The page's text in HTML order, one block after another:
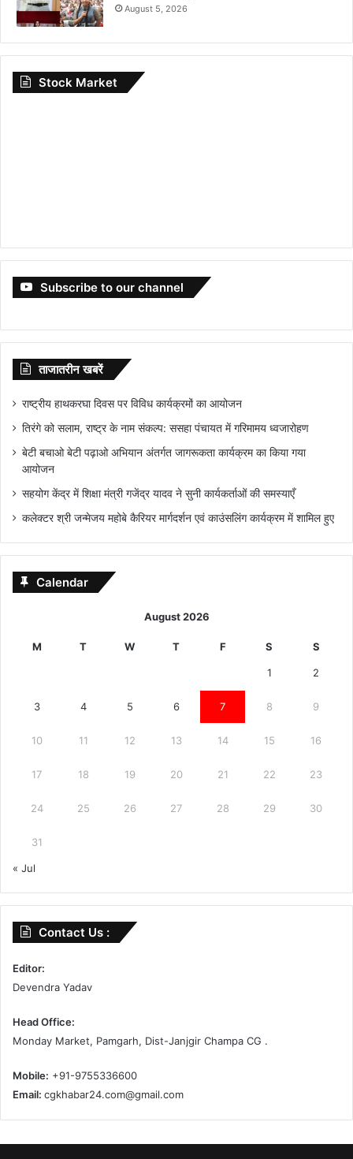
August 5, 2026
Stock Market
Subscribe to our channel
ताजातरीन खबरें
राष्ट्रीय हाथकरघा दिवस पर विविध कार्यक्रमों का आयोजन
तिरंगे को सलाम, राष्ट्र के नाम संकल्प: ससहा पंचायत में गरिमामय ध्वजारोहण
बेटी बचाओ बेटी पढ़ाओ अभियान अंतर्गत जागरूकता कार्यक्रम का किया गया
आयोजन
सहयोग केंद्र में शिक्षा मंत्री गजेंद्र यादव ने सुनी कार्यकर्ताओं की समस्याएँ
कलेक्टर श्री जन्मेजय महोबे कैरियर मार्गदर्शन एवं काउंसलिंग कार्यक्रम में शामिल हुए
Calendar
August 2026
M T W T F S S
1 2
3 4 5 6 7 8 9
10 11 12 13 14 15 16
17 18 19 20 21 22 23
24 25 26 27 28 29 30
31
« Jul
Contact Us :
Editor:
Devendra Yadav
Head Office:
Monday Market, Pamgarh, Dist-Janjgir Champa CG .
Mobile: +91-9755336600
Email: cgkhabar24.com@gmail.com